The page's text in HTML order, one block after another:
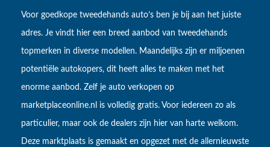
Voor goedkope tweedehands auto’s ben je bij aan het juiste
adres. Je vindt hier een breed aanbod van tweedehands
topmerken in diverse modellen. Maandelijks zijn er miljoenen
potentiële autokopers, dit heeft alles te maken met het
enorme aanbod. Zelf je auto verkopen op
marketplaceonline.nl is volledig gratis. Voor iedereen zo als
particulier, maar ook de dealers zijn hier van harte welkom.
Deze marktplaats is gemaakt en opgezet met de allernieuwste